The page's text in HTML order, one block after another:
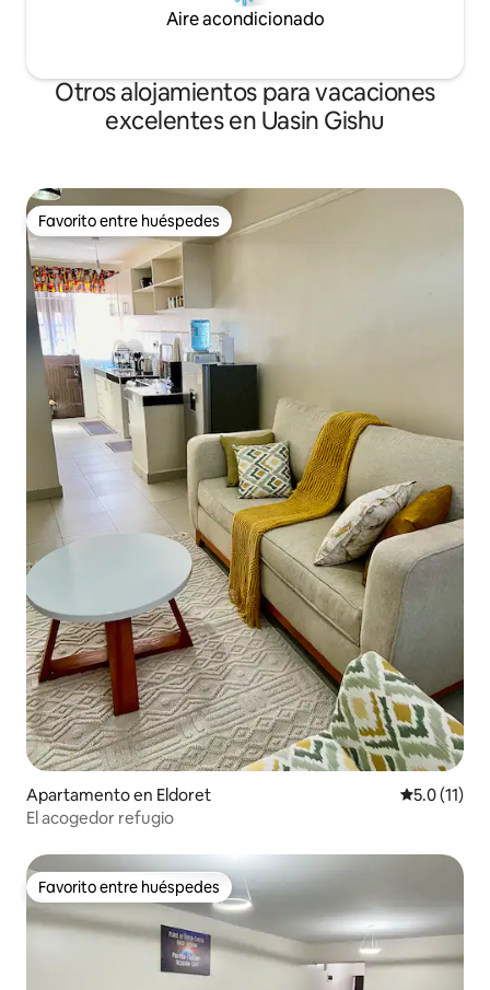
Aire acondicionado
Otros alojamientos para vacaciones
excelentes en Uasin Gishu
Favorito entre huéspedes
Favorito entre huéspedes
Apartamento en Eldoret Calificación
5.0 (11)
El acogedor refugio
Favorito entre huéspedes
Favorito entre huéspedes